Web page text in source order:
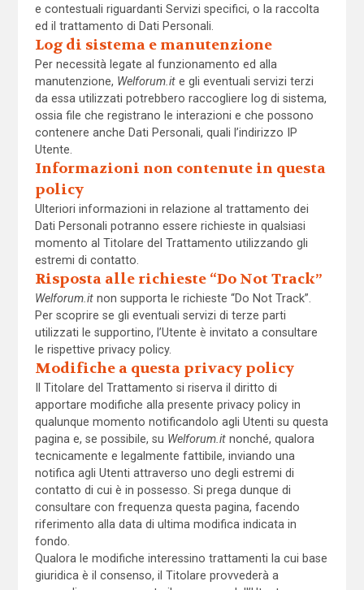
e contestuali riguardanti Servizi specifici, o la raccolta
ed il trattamento di Dati Personali.
Log di sistema e manutenzione
Per necessità legate al funzionamento ed alla
manutenzione, Welforum.ite gli eventuali servizi terzi
da essa utilizzati potrebbero raccogliere log di sistema,
ossia file che registrano le interazioni e che possono
contenere anche Dati Personali, quali l’indirizzo IP
Utente.
Informazioni non contenute in questa
policy
Ulteriori informazioni in relazione al trattamento dei
Dati Personali potranno essere richieste in qualsiasi
momento al Titolare del Trattamento utilizzando gli
estremi di contatto.
Risposta alle richieste “Do Not Track”
Welforum.itnon supporta le richieste “Do Not Track”.
Per scoprire se gli eventuali servizi di terze parti
utilizzati le supportino, l’Utente è invitato a consultare
le rispettive privacy policy.
Modifiche a questa privacy policy
Il Titolare del Trattamento si riserva il diritto di
apportare modifiche alla presente privacy policy in
qualunque momento notificandolo agli Utenti su questa
pagina e, se possibile, su Welforum.itnonché, qualora
tecnicamente e legalmente fattibile, inviando una
notifica agli Utenti attraverso uno degli estremi di
contatto di cui è in possesso. Si prega dunque di
consultare con frequenza questa pagina, facendo
riferimento alla data di ultima modifica indicata in
fondo.
Qualora le modifiche interessino trattamenti la cui base
giuridica è il consenso, il Titolare provvederà a